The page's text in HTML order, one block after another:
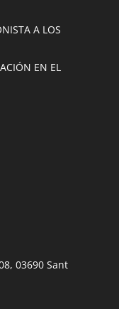
A LOS
EN EL
03690 Sant